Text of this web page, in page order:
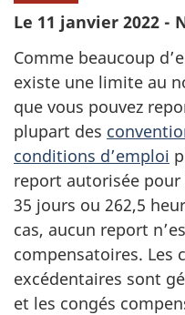
Le 11 janvier 2022 -
Comme beaucoup
existe une limite au
que vous pouvez
plupart des
conditions d’emploi
report autorisée pour
35 jours ou 262,5
cas, aucun report
compensatoires. Les
excédentaires sont
et les congés